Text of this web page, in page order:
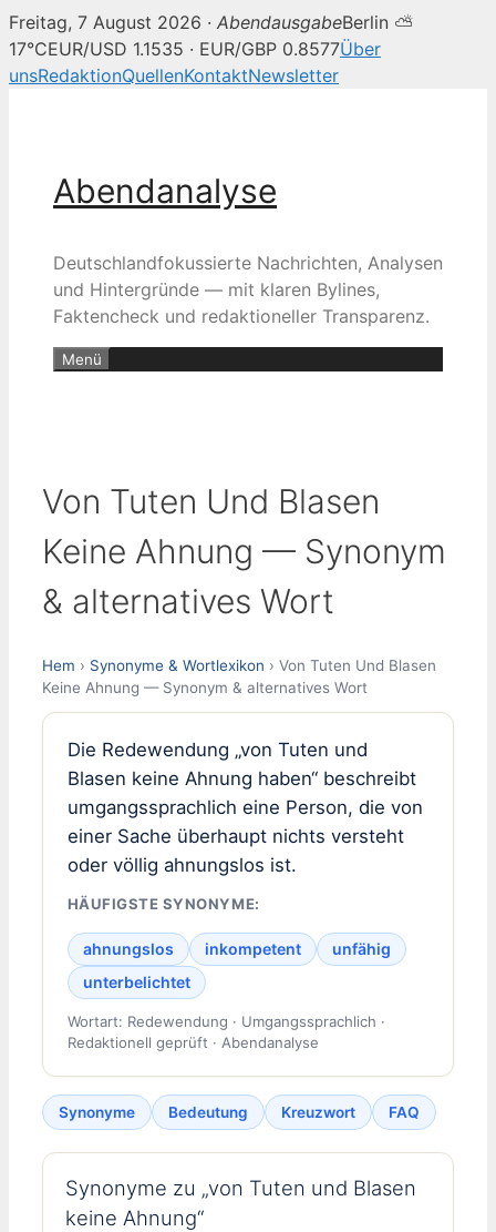
Freitag, 7 August 2026 · AbendausgabeBerlin ⛅
17°CEUR/USD 1.1535 · EUR/GBP 0.8577Über
unsRedaktionQuellenKontaktNewsletter
Abendanalyse
Deutschlandfokussierte Nachrichten, Analysen
und Hintergründe — mit klaren Bylines,
Faktencheck und redaktioneller Transparenz.
Menü
Von Tuten Und Blasen
Keine Ahnung — Synonym
& alternatives Wort
Hem › Synonyme & Wortlexikon › Von Tuten Und Blasen
Keine Ahnung — Synonym & alternatives Wort
Die Redewendung „von Tuten und
Blasen keine Ahnung haben“ beschreibt
umgangssprachlich eine Person, die von
einer Sache überhaupt nichts versteht
oder völlig ahnungslos ist.
HÄUFIGSTE SYNONYME:
ahnungslos inkompetent
unfähig
unterbelichtet
Wortart: Redewendung · Umgangssprachlich ·
Redaktionell geprüft · Abendanalyse
Synonyme Bedeutung Kreuzwort FAQ
Synonyme zu „von Tuten und Blasen
keine Ahnung“